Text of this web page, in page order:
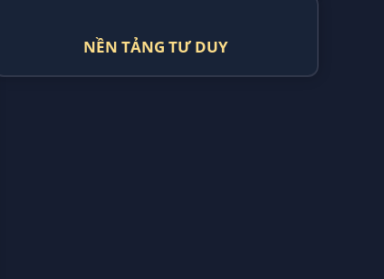
NỀN TẢNG TƯ DUY